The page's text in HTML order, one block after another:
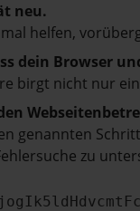
neu.
helfen,
dein Browser
birgt nicht nur
genannten
zu